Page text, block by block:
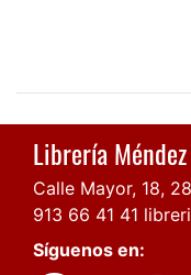
Librería Méndez
Calle Mayor, 18,
913 66 41 41
Síguenos en: